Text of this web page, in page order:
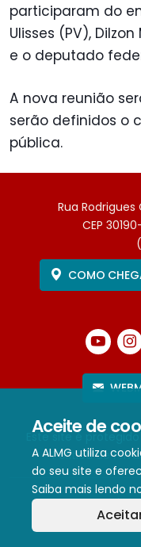
Aceite de
A ALMG utiliza
do seu site e
Saiba mais lendo
participaram do
Ulisses (PV),
e o deputado
A nova reunião
serão definidos o
pública.
Rua
CEP
COMO
Este site é
Política de
Termos de